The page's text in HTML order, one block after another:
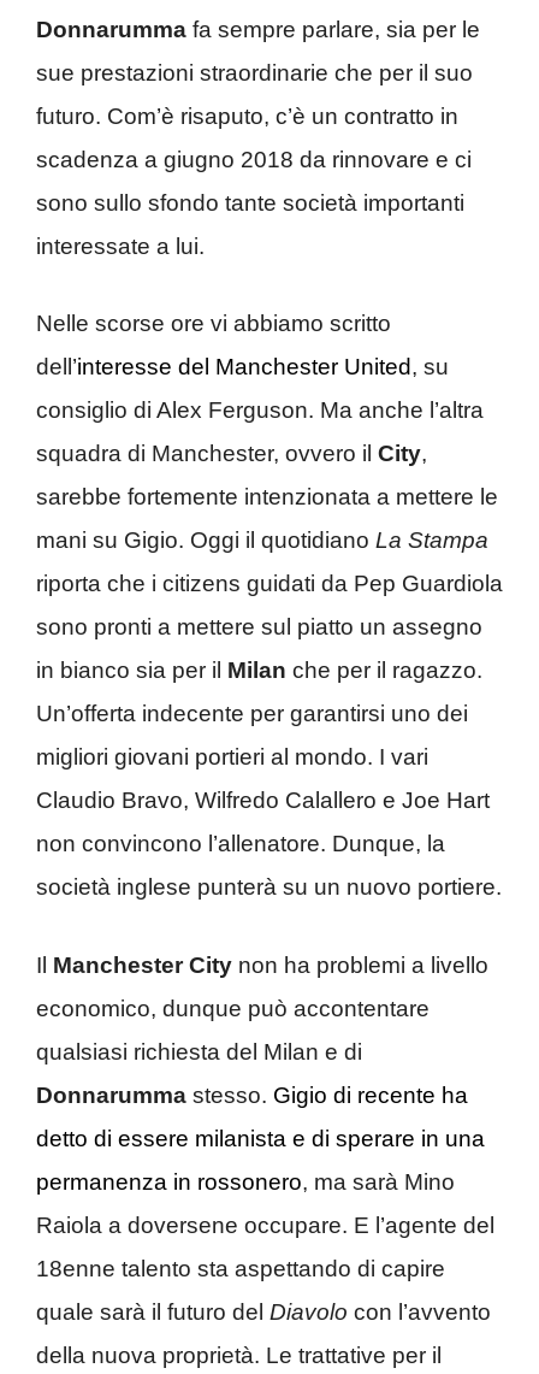
Donnarumma fa sempre parlare, sia per le
sue prestazioni straordinarie che per il suo
futuro. Com’è risaputo, c’è un contratto in
scadenza a giugno 2018 da rinnovare e ci
sono sullo sfondo tante società importanti
interessate a lui.
Nelle scorse ore vi abbiamo scritto
dell’interesse del Manchester United, su
consiglio di Alex Ferguson. Ma anche l’altra
squadra di Manchester, ovvero il City,
sarebbe fortemente intenzionata a mettere le
mani su Gigio. Oggi il quotidiano La Stampa
riporta che i citizens guidati da Pep Guardiola
sono pronti a mettere sul piatto un assegno
in bianco sia per il Milan che per il ragazzo.
Un’offerta indecente per garantirsi uno dei
migliori giovani portieri al mondo. I vari
Claudio Bravo, Wilfredo Calallero e Joe Hart
non convincono l’allenatore. Dunque, la
società inglese punterà su un nuovo portiere.
Il Manchester City non ha problemi a livello
economico, dunque può accontentare
qualsiasi richiesta del Milan e di
Donnarumma stesso. Gigio di recente ha
detto di essere milanista e di sperare in una
permanenza in rossonero, ma sarà Mino
Raiola a doversene occupare. E l’agente del
18enne talento sta aspettando di capire
quale sarà il futuro del Diavolo con l’avvento
della nuova proprietà. Le trattative per il